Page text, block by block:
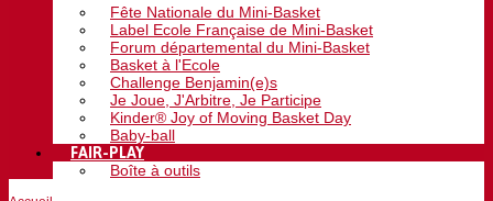
Fête Nationale du Mini-Basket
Label Ecole Française de Mini-Basket
Forum départemental du Mini-Basket
Basket à l'Ecole
Challenge Benjamin(e)s
Je Joue, J'Arbitre, Je Participe
Kinder® Joy of Moving Basket Day
Baby-ball
FAIR-PLAY
Boîte à outils